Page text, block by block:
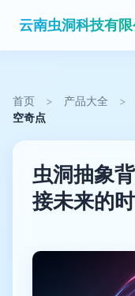
云南虫洞科技有限
首页 > 产品大全 >
空奇点
虫洞抽象
接未来的